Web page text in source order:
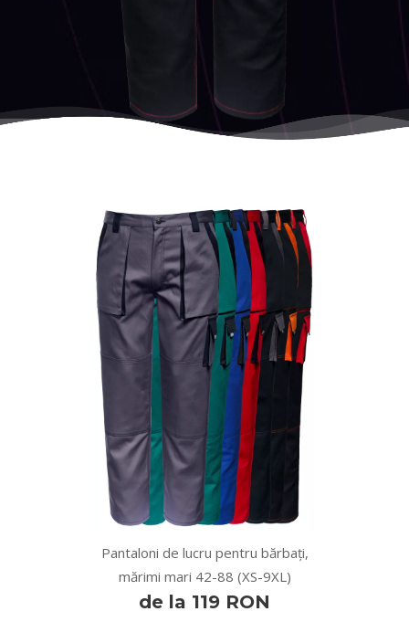
Pantaloni de lucru pentru bărbați,
mărimi mari 42-88 (XS-9XL)
de la 119 RON